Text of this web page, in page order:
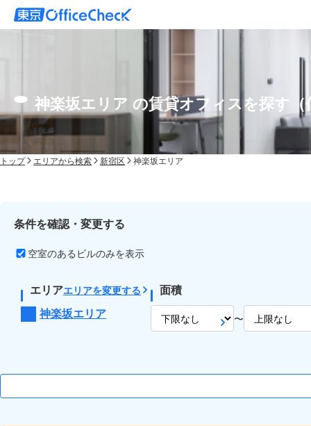
神楽坂エリア の賃貸オフィスを探す（
トップ エリアから検索 新宿区 神楽坂エリア
条件を確認・変更する
空室のあるビルのみを表示
エリアエリアを変更する
神楽坂エリア
面積
〜